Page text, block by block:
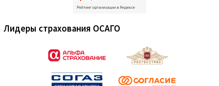
Лидеры страхования ОСАГО